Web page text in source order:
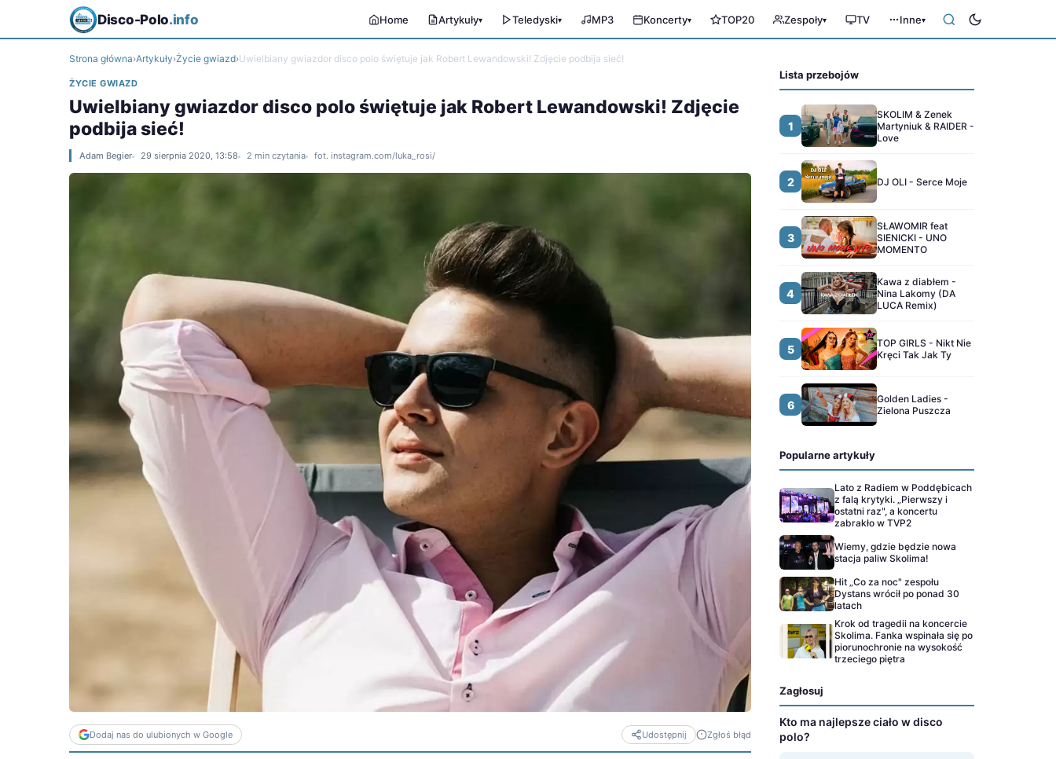
Disco-Polo.info Home Artykuły▾ Teledyski▾ MP3 Koncerty▾ TOP20 Zespoły▾ TV Inne▾
Strona główna›Artykuły›Życie gwiazd›Uwielbiany gwiazdor disco polo świętuje jak Robert Lewandowski! Zdjęcie podbija sieć!
ŻYCIE GWIAZD
Uwielbiany gwiazdor disco polo świętuje jak Robert Lewandowski! Zdjęcie
podbija sieć!
Adam Begier 29 sierpnia 2020, 13:58 2 min czytania fot. instagram.com/luka_rosi/
Dodaj nas do ulubionych w Google Udostępnij Zgłoś błąd
Lista przebojów
1
SKOLIM & Zenek
Martyniuk & RAIDER -
Love
2 DJ OLI - Serce Moje
3
SŁAWOMIR feat
SIENICKI - UNO
MOMENTO
4
Kawa z diabłem -
Nina Lakomy (DA
LUCA Remix)
5
TOP GIRLS - Nikt Nie
Kręci Tak Jak Ty
6
Golden Ladies -
Zielona Puszcza
Popularne artykuły
Lato z Radiem w Poddębicach
z falą krytyki. „Pierwszy i
ostatni raz", a koncertu
zabrakło w TVP2
Wiemy, gdzie będzie nowa
stacja paliw Skolima!
Hit „Co za noc" zespołu
Dystans wrócił po ponad 30
latach
Krok od tragedii na koncercie
Skolima. Fanka wspinała się po
piorunochronie na wysokość
trzeciego piętra
Zagłosuj
Kto ma najlepsze ciało w disco
polo?